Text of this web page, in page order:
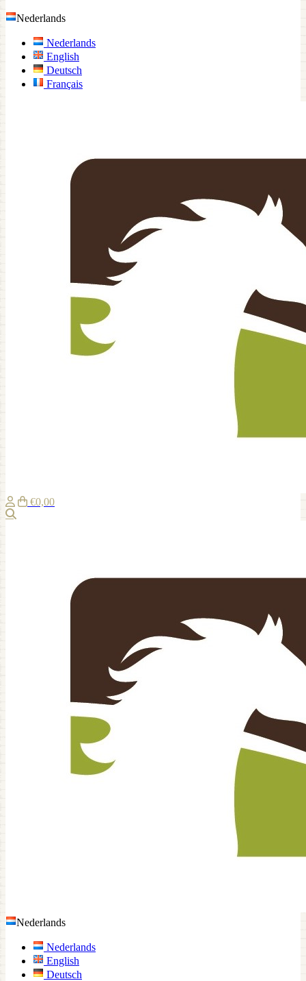
Nederlands
Nederlands
English
Deutsch
Français
€0,00
Nederlands
Nederlands
English
Deutsch